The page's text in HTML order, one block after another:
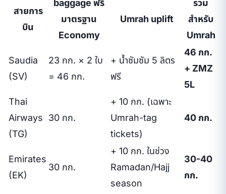
สายการ
บิน
baggage ฟรี
มาตรฐาน
Economy
Umrah uplift
รวม
สำหรับ
Umrah
Saudia
(SV)
23 กก. × 2 ใบ
= 46 กก.
+ น้ำซัมซัม 5 ลิตร
ฟรี
46 กก.
+ ZMZ
5L
Thai
Airways
(TG)
30 กก.
+ 10 กก. (เฉพาะ
Umrah-tag
tickets)
40 กก.
Emirates
(EK)
30 กก.
+ 10 กก. ในช่วง
Ramadan/Hajj
season
30-40
กก.